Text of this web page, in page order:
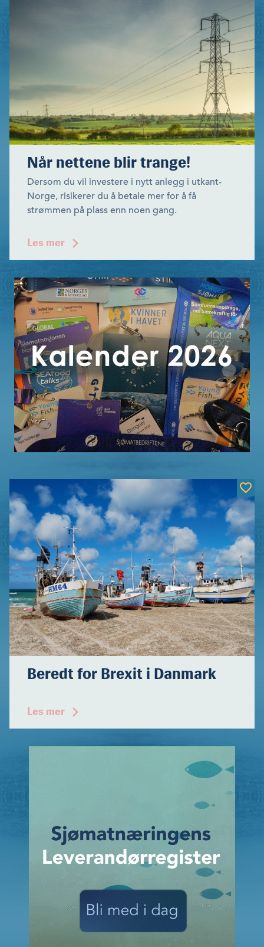
Når nettene blir trange!
Dersom du vil investere i nytt anlegg i utkant-
Norge, risikerer du å betale mer for å få
strømmen på plass enn noen gang.
Les mer
Beredt for Brexit i Danmark
Les mer